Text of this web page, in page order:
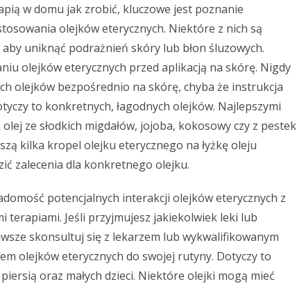
w domu jak zrobić, kluczowe jest poznanie
olejków eterycznych. Niektóre z nich są
uniknąć podrażnień skóry lub błon śluzowych.
olejków eterycznych przed aplikacją na skórę. Nigdy
olejków bezpośrednio na skórę, chyba że instrukcja
to konkretnych, łagodnych olejków. Najlepszymi
ze słodkich migdałów, jojoba, kokosowy czy z pestek
kilka kropel olejku eterycznego na łyżkę oleju
zalecenia dla konkretnego olejku.
potencjalnych interakcji olejków eterycznych z
terapiami. Jeśli przyjmujesz jakiekolwiek leki lub
skonsultuj się z lekarzem lub wykwalifikowanym
olejków eterycznych do swojej rutyny. Dotyczy to
oraz małych dzieci. Niektóre olejki mogą mieć